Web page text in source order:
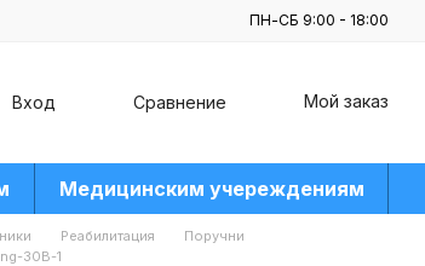
ПН-СБ 9:00 - 18:00
Вход Сравнение Мой заказ
Медицинским учереждениям
Реабилитация
Поручни
30B-1